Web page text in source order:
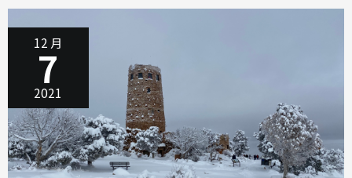
季
峽
驚
奇、
天
堂
之
城
拉
斯
加
斯
（下）
12 月
7
2021